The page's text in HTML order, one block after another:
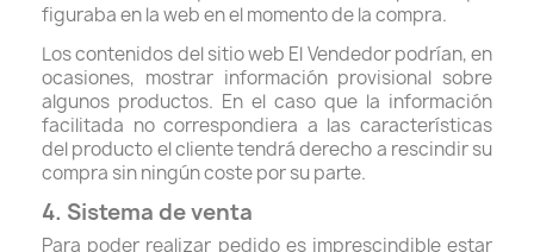
figuraba en la web en el momento de la compra.
Los contenidos del sitio web El Vendedor podrían, en
ocasiones, mostrar información provisional sobre
algunos productos. En el caso que la información
facilitada no correspondiera a las características
del producto el cliente tendrá derecho a rescindir su
compra sin ningún coste por su parte.
4. Sistema de venta
Para poder realizar pedido es imprescindible estar